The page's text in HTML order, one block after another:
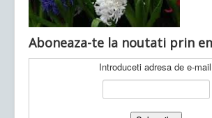
Aboneaza-te la noutati prin
Introduceti adresa de e-